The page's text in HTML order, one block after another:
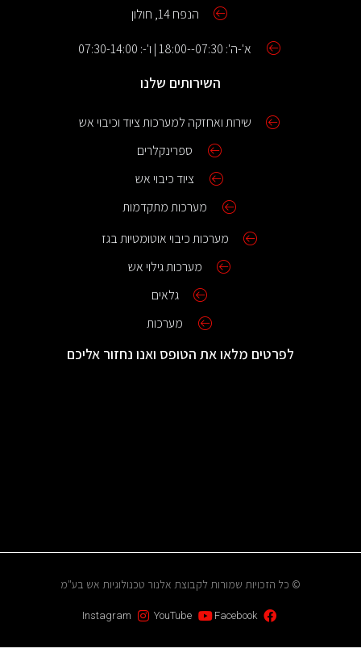
הנפח 14, חולון
א'-ה': 07:30--18:00 | ו'-: 07:30-14:00
השירותים שלנו
שירות ואחזקה למערכות ציוד וכיבוי אש
ספרינקלרים
ציוד כיבוי אש
מערכות מתקדמות
מערכות כיבוי אוטומטיות בגז
מערכות גילוי אש
גלאים
מערכות
לפרטים מלאו את הטופס ואנו נחזור אליכם
© כל הזכויות שמורות לקבוצת אלנור טכנולוגיות אש בע"מ
Facebook
YouTube
Instagram